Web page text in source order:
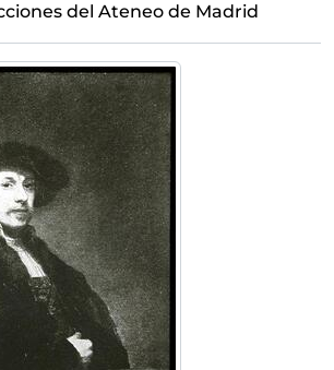
del Ateneo de Madrid